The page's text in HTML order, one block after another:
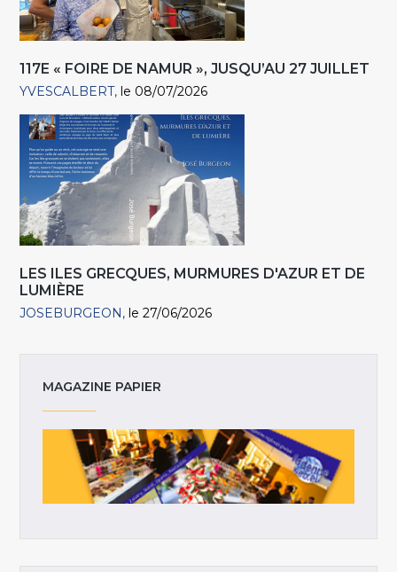
117E « FOIRE DE NAMUR », JUSQU’AU 27 JUILLET
YVESCALBERT le 08/07/2026
LES ILES GRECQUES, MURMURES D'AZUR ET DE
LUMIÈRE
JOSEBURGEON le 27/06/2026
MAGAZINE PAPIER